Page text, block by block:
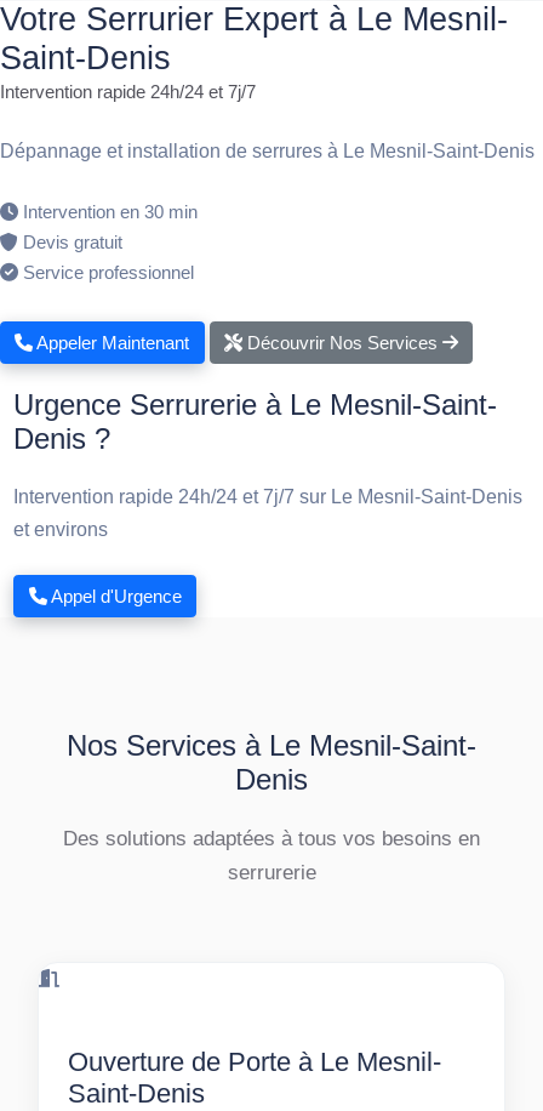
Votre Serrurier Expert à Le Mesnil-
Saint-Denis
Intervention rapide 24h/24 et 7j/7
Dépannage et installation de serrures à Le Mesnil-Saint-Denis
Intervention en 30 min
Devis gratuit
Service professionnel
Appeler Maintenant Découvrir Nos Services
Urgence Serrurerie à Le Mesnil-Saint-
Denis ?
Intervention rapide 24h/24 et 7j/7 sur Le Mesnil-Saint-Denis
et environs
Appel d'Urgence
Nos Services à Le Mesnil-Saint-
Denis
Des solutions adaptées à tous vos besoins en
serrurerie
Ouverture de Porte à Le Mesnil-
Saint-Denis